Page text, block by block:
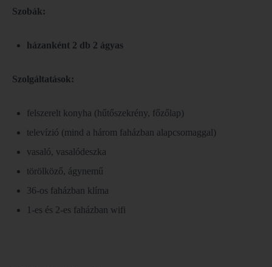
Szobák:
házanként 2 db 2 ágyas
Szolgáltatások:
felszerelt konyha (hűtőszekrény, főzőlap)
televízió (mind a három faházban alapcsomaggal)
vasaló, vasalódeszka
törölköző, ágynemű
36-os faházban klíma
1-es és 2-es faházban wifi